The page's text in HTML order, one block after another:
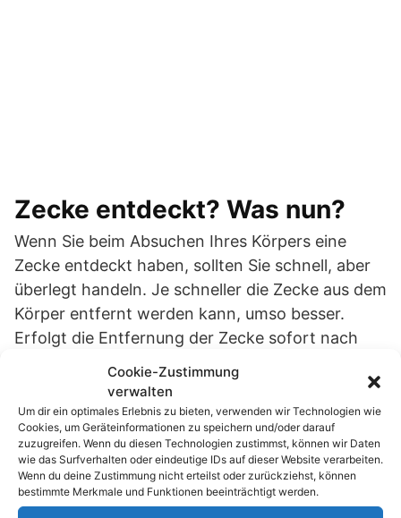
Zecke entdeckt? Was nun?
Wenn Sie beim Absuchen Ihres Körpers eine
Zecke entdeckt haben, sollten Sie schnell, aber
überlegt handeln. Je schneller die Zecke aus dem
Körper entfernt werden kann, umso besser.
Erfolgt die Entfernung der Zecke sofort nach
dem Stich, ist die Gefahr gering, dass sich die
Lyme-Borreliose
entwickelt. Die
Krankheit erregenden Viren befinden sich
nämlich im Darm und im Magen der Zecke. Erst
12 bis 24 Stunden nach dem Zeckenbiss
gelangen diese in den menschlichen Körper.
Reißen Sie die Zecke nicht einfach irgendwie aus
Cookie-Zustimmung
verwalten
Um dir ein optimales Erlebnis zu bieten, verwenden wir Technologien wie
Cookies, um Geräteinformationen zu speichern und/oder darauf
zuzugreifen. Wenn du diesen Technologien zustimmst, können wir Daten
wie das Surfverhalten oder eindeutige IDs auf dieser Website verarbeiten.
Wenn du deine Zustimmung nicht erteilst oder zurückziehst, können
bestimmte Merkmale und Funktionen beeinträchtigt werden.